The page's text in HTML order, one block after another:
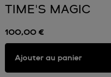
TIME'S MAGIC
100,00 €
Ajouter au panier